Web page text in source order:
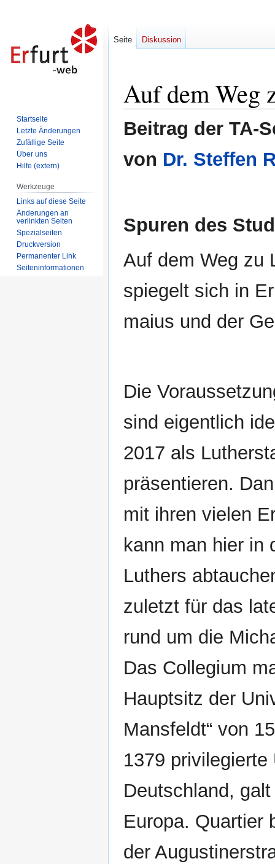
Navigation
springen
Suche
springen
Auf dem Weg
Beitrag der TA-
von Dr. Steffen
Spuren des
Auf dem Weg zu
spiegelt sich in
maius und der
Die
sind eigentlich
2017 als
präsentieren.
mit ihren vielen
kann man hier in
Luthers
zuletzt für das
rund um die
Das Collegium
Hauptsitz der
Mansfeldt“ von
1379
Deutschland,
Europa. Quartier
der
Seite Diskussion
Startseite
Letzte Änderungen
Zufällige Seite
Über uns
Hilfe (extern)
Werkzeuge
Links auf diese Seite
Änderungen an
verlinkten Seiten
Spezialseiten
Druckversion
Permanenter Link
Seiten­informationen